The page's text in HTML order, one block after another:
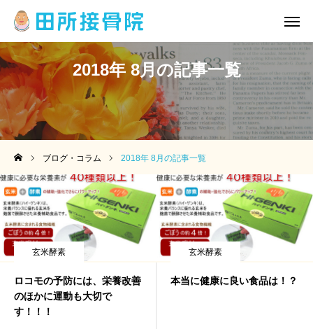
2018年 8月の記事一覧
ブログ・コラム 2018年 8月の記事一覧
玄米酵素
ロコモの予防には、栄養改善
のほかに運動も大切で
す！！！
玄米酵素
本当に健康に良い食品は！？
公式LINE カレンダー
メニュー アクセス
トップ
院情報・アクセス
メニュー
ブログ・コラム